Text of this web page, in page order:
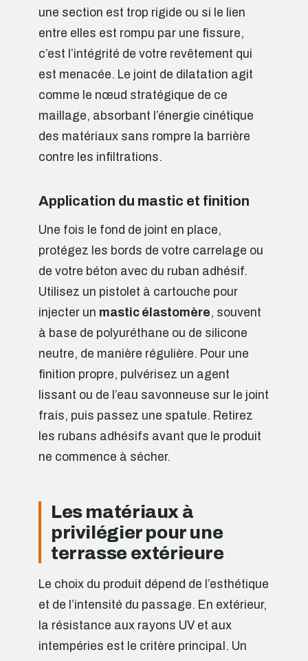
une section est trop rigide ou si le lien
entre elles est rompu par une fissure,
c’est l’intégrité de votre revêtement qui
est menacée. Le joint de dilatation agit
comme le nœud stratégique de ce
maillage, absorbant l’énergie cinétique
des matériaux sans rompre la barrière
contre les infiltrations.
Application du mastic et finition
Une fois le fond de joint en place,
protégez les bords de votre carrelage ou
de votre béton avec du ruban adhésif.
Utilisez un pistolet à cartouche pour
injecter un mastic élastomère, souvent
à base de polyuréthane ou de silicone
neutre, de manière régulière. Pour une
finition propre, pulvérisez un agent
lissant ou de l’eau savonneuse sur le joint
frais, puis passez une spatule. Retirez
les rubans adhésifs avant que le produit
ne commence à sécher.
Les matériaux à
privilégier pour une
terrasse extérieure
Le choix du produit dépend de l’esthétique
et de l’intensité du passage. En extérieur,
la résistance aux rayons UV et aux
intempéries est le critère principal. Un